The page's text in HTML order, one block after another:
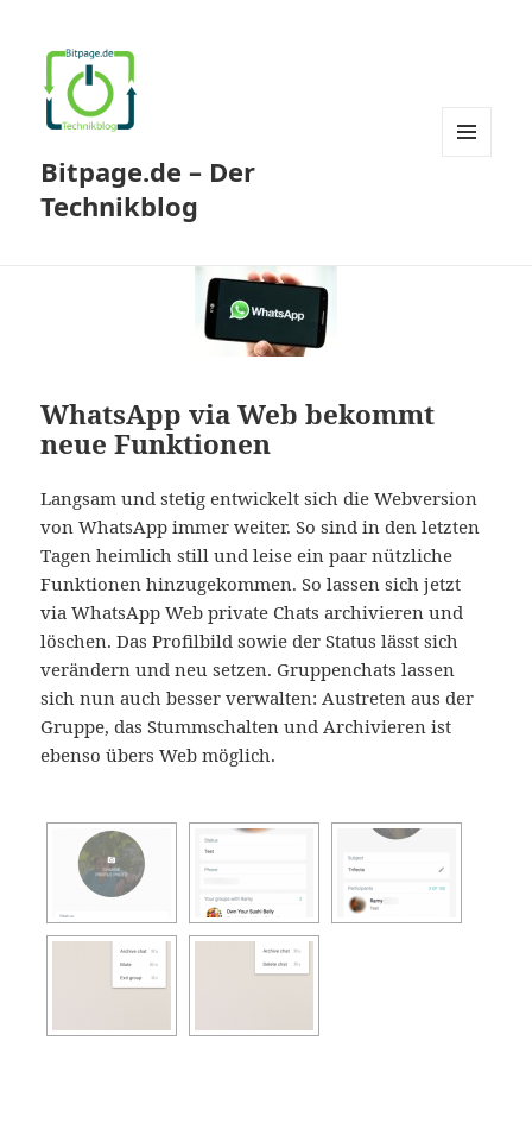
Bitpage.de – Der
Technikblog
WhatsApp via Web bekommt
neue Funktionen
Langsam und stetig entwickelt sich die Webversion
von WhatsApp immer weiter. So sind in den letzten
Tagen heimlich still und leise ein paar nützliche
Funktionen hinzugekommen. So lassen sich jetzt
via WhatsApp Web private Chats archivieren und
löschen. Das Profilbild sowie der Status lässt sich
verändern und neu setzen. Gruppenchats lassen
sich nun auch besser verwalten: Austreten aus der
Gruppe, das Stummschalten und Archivieren ist
ebenso übers Web möglich.